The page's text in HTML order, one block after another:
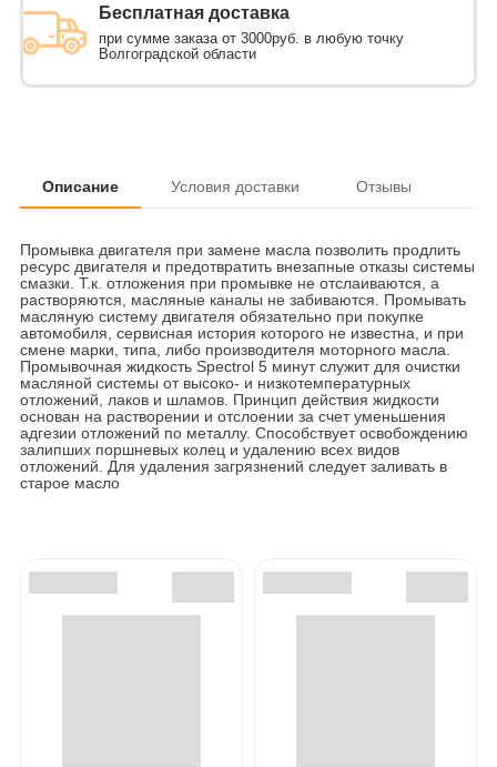
Бесплатная доставка
при сумме заказа от 3000руб. в любую точку
Волгоградской области
Описание Условия доставки Отзывы
Промывка двигателя при замене масла позволить продлить
ресурс двигателя и предотвратить внезапные отказы системы
смазки. Т.к. отложения при промывке не отслаиваются, а
растворяются, масляные каналы не забиваются. Промывать
масляную систему двигателя обязательно при покупке
автомобиля, сервисная история которого не известна, и при
смене марки, типа, либо производителя моторного масла.
Промывочная жидкость Spectrol 5 минут служит для очистки
масляной системы от высоко- и низкотемпературных
отложений, лаков и шламов. Принцип действия жидкости
основан на растворении и отслоении за счет уменьшения
адгезии отложений по металлу. Способствует освобождению
залипших поршневых колец и удалению всех видов
отложений. Для удаления загрязнений следует заливать в
старое масло